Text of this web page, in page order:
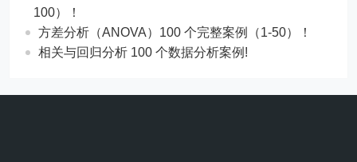
100）！
方差分析（ANOVA）100 个完整案例（1-50）！
相关与回归分析 100 个数据分析案例!